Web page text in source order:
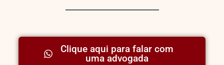
Clique aqui para falar com
uma advogada